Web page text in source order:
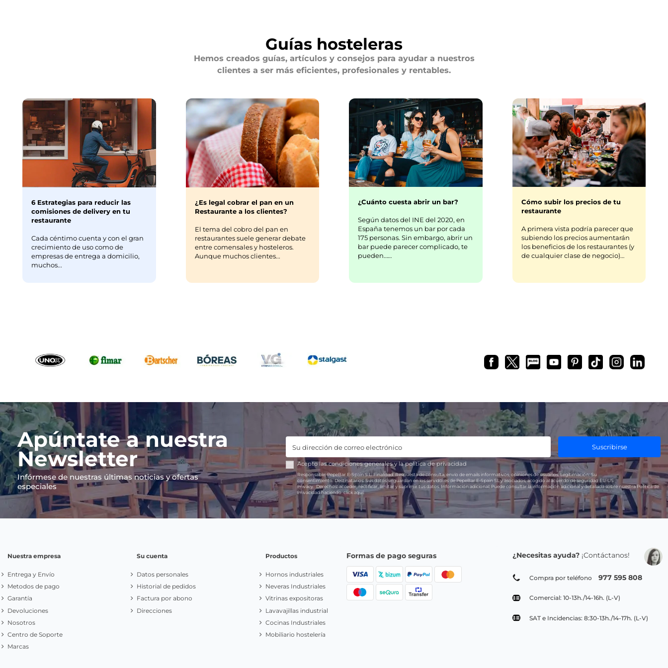
Guías hosteleras
Hemos creados guías, artículos y consejos para ayudar a nuestros
clientes a ser más eficientes, profesionales y rentables.
6 Estrategias para reducir las
comisiones de delivery en tu
restaurante
Cada céntimo cuenta y con el gran
crecimiento de uso como de
empresas de entrega a domicilio,
muchos...
¿Es legal cobrar el pan en un
Restaurante a los clientes?
El tema del cobro del pan en
restaurantes suele generar debate
entre comensales y hosteleros.
Aunque muchos clientes...
¿Cuánto cuesta abrir un bar?
Según datos del INE del 2020, en
España tenemos un bar por cada
175 personas. Sin embargo, abrir un
bar puede parecer complicado, te
pueden……
Cómo subir los precios de tu
restaurante
A primera vista podría parecer que
subiendo los precios aumentarán
los beneficios de los restaurantes (y
de cualquier clase de negocio)…
Apúntate a nuestra
Newsletter
Infórmese de nuestras últimas noticias y ofertas
especiales
Suscribirse
Acepto lascondiciones generalesy lapolítica de privacidad
Responsable:PepeBar E-Spain S.L.Finalidad:Respuesta de consulta, envío de emails informativos, opiniones de usuarios. Legitimación: Su
consentimiento.Destinatarios:Sus datos se guardan en los servidores de PepeBar E-Spain SL y asociados, acogido al acuerdo de seguridad EU-US
Privacy.Derechos:acceder, rectificar, limitar y suprimir tus datos. Información adicional:Puede consultar la información adicional y detallada sobre nuestra Política de
Privacidad haciendoclick aquí.
Nuestra empresa
Entrega y Envío
Metodos de pago
Garantía
Devoluciones
Nosotros
Centro de Soporte
Marcas
Su cuenta
Datos personales
Historial de pedidos
Factura por abono
Direcciones
Productos
Hornos industriales
Neveras Industriales
Vitrinas expositoras
Lavavajillas industrial
Cocinas Industriales
Mobiliario hostelería
Formas de pago seguras ¿Necesitas ayuda? ¡Contáctanos!
Compra por teléfono 977 595 808
Comercial: 10-13h./14-16h. (L-V)
SAT e Incidencias: 8:30-13h./14-17h. (L-V)